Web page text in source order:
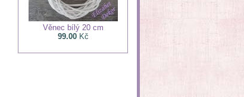
Věnec bílý 20 cm
99.00Kč